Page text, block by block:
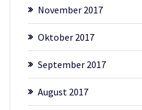
November 2017
Oktober 2017
September 2017
August 2017